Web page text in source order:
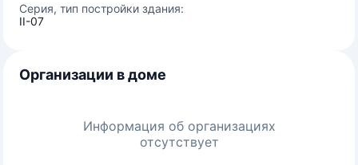
Серия, тип постройки здания:
II-07
Организации в доме
Информация об организациях
отсутствует